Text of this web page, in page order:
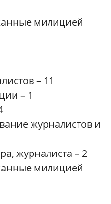
милицией
– 11
– 1
журналистов и
журналиста – 2
милицией